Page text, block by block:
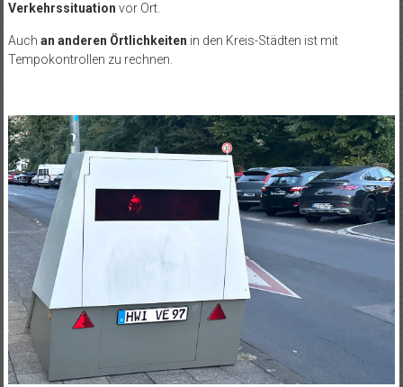
Verkehrssituation vor Ort.
Auch an anderen Örtlichkeiten in den Kreis-Städten ist mit
Tempokontrollen zu rechnen.